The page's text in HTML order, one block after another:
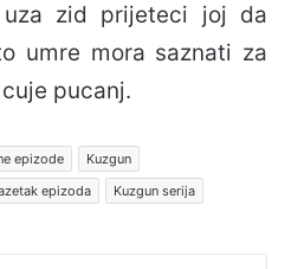
zid prijeteci joj da
umre mora saznati za
pucanj.
epizode
Kuzgun
epizoda
Kuzgun serija